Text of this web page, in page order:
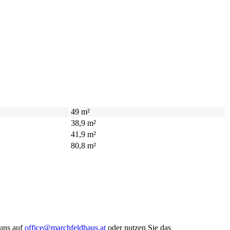
49 m²
38,9 m²
41,9 m²
80,8 m²
aufoffice@marchfeldhaus.at oder nutzen Sie das